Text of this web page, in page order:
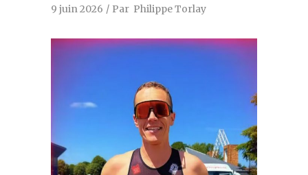
9 juin 2026 Par Philippe Torlay